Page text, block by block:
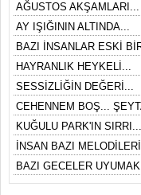
AĞUSTOS AKŞAMLARI...
AY IŞIĞININ ALTINDA...
BAZI İNSANLAR ESKİ
HAYRANLIK HEYKELİ...
SESSİZLİĞİN DEĞERİ...
CEHENNEM BOŞ...
KUĞULU PARK'IN SIRRI...
İNSAN BAZI
BAZI GECELER